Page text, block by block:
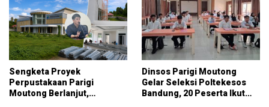
Sengketa Proyek
Perpustakaan Parigi
Moutong Berlanjut,
Dinsos Parigi Moutong
Gelar Seleksi Poltekesos
Bandung, 20 Peserta Ikut